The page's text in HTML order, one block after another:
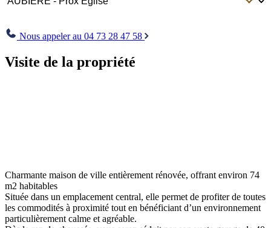
Visite de la propriété
Charmante maison de ville entièrement rénovée, offrant environ 74
m2 habitables
Située dans un emplacement central, elle permet de profiter de toutes
les commodités à proximité tout en bénéficiant d’un environnement
particulièrement calme et agréable.
Nous appeler au 04 73 28 47 58